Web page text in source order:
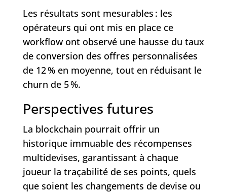
Les résultats sont mesurables : les
opérateurs qui ont mis en place ce
workflow ont observé une hausse du taux
de conversion des offres personnalisées
de 12 % en moyenne, tout en réduisant le
churn de 5 %.
Perspectives futures
La blockchain pourrait offrir un
historique immuable des récompenses
multidevises, garantissant à chaque
joueur la traçabilité de ses points, quels
que soient les changements de devise ou